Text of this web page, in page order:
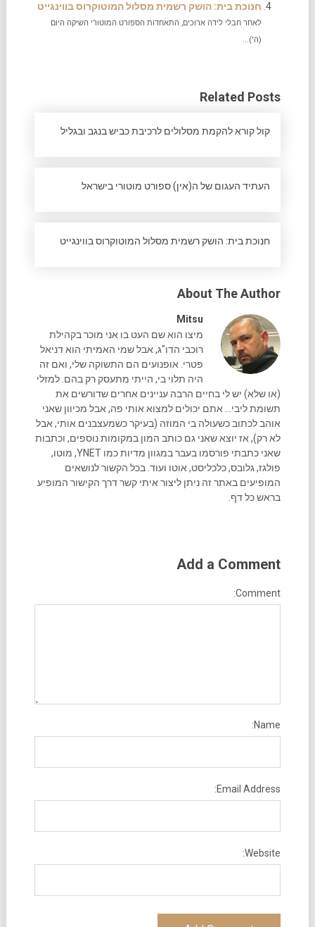
חנוכת בית: הושק רשמית מסלול המוטוקרוס בווינגייט
לאחר חבלי לידה ארוכים, התאחדות הספורט המוטורי השיקה היום
(ה')...
Related Posts
קול קורא להקמת מסלולים לרכיבת כביש בנגב ובגליל
העתיד העגום של ה(אין) ספורט מוטורי בישראל
חנוכת בית: הושק רשמית מסלול המוטוקרוס בווינגייט
About The Author
Mitsu
מיצו הוא שם העט בו אני מוכר בקהילת
רוכבי הדו"ג, אבל שמי האמיתי הוא דניאל
פטרי. אופנועים הם התשוקה שלי, ואם זה
היה תלוי בי, הייתי מתעסק רק בהם. למזלי
(או שלא) יש לי בחיים הרבה עניינים אחרים שדורשים את
תשומת ליבי... אתם יכולים למצוא אותי פה, אבל מכיוון שאני
אוהב לכתוב כשעולה בי המוזה (בעיקר כשמעצבנים אותי, אבל
לא רק), אז יוצא שאני גם כותב המון במקומות נוספים, וכתבות
שאני כתבתי פורסמו בעבר במגוון מדיות כמו YNET, מוטו,
פולגז, גלובס, כלכליסט, אוטו ועוד. בכל הקשור לנושאים
המופיעים באתר זה ניתן ליצור איתי קשר דרך הקישור המופיע
בראש כל דף.
Add a Comment
Comment:
Name:
Email Address:
Website: